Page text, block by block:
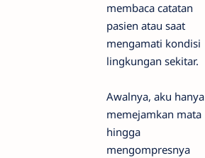
membaca catatan
pasien atau saat
mengamati kondisi
lingkungan sekitar.
Awalnya, aku hanya
memejamkan mata
hingga
mengompresnya